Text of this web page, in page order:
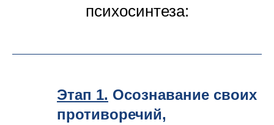
психосинтеза:
Этап 1. Осознавание своих
противоречий,